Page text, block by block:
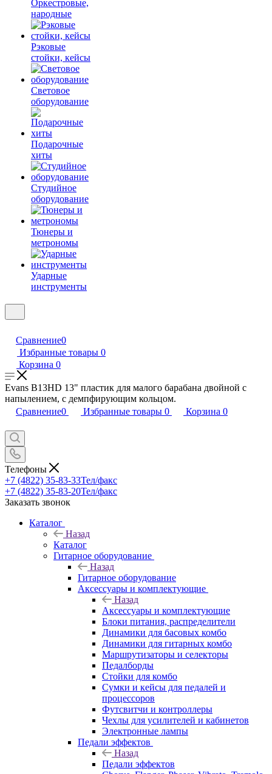
Оркестровые,
народные
Рэковые
стойки, кейсы
Световое
оборудование
Подарочные
хиты
Студийное
оборудование
Тюнеры и
метрономы
Ударные
инструменты
Сравнение0
Избранные товары 0
Корзина 0
Evans B13HD 13" пластик для малого барабана двойной с
напылением, с демпфирующим кольцом.
Сравнение0 Избранные товары 0 Корзина 0
Телефоны
+7 (4822) 35-83-33Тел/факс
+7 (4822) 35-83-20Тел/факс
Заказать звонок
Каталог
Назад
Каталог
Гитарное оборудование
Назад
Гитарное оборудование
Аксессуары и комплектующие
Назад
Аксессуары и комплектующие
Блоки питания, распределители
Динамики для басовых комбо
Динамики для гитарных комбо
Маршрутизаторы и селекторы
Педалборды
Стойки для комбо
Сумки и кейсы для педалей и
процессоров
Футсвитчи и контроллеры
Чехлы для усилителей и кабинетов
Электронные лампы
Педали эффектов
Назад
Педали эффектов